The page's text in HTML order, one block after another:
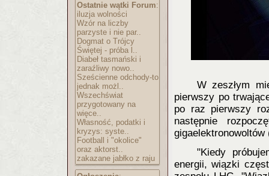
Ostatnie wątki Forum:
iluzja wolności
Wzór na liczby
parzyste i nie par..
Dogmat o Trójcy
Świętej - próba l..
Diabeł tasmański i
zaraźliwy nowo..
Sześcienne odchody-to
jednak możl..
Wszechświat
przygotowany na
więce..
Własność, podatki i
kryzys: syste..
Football i "okolice"
oraz aktorst..
zakazane jabłko z raju
W zeszłym
pierwszy po
po raz pierwszy
następnie
gigaelektronowoltów
"Kiedy
energii, wiązki